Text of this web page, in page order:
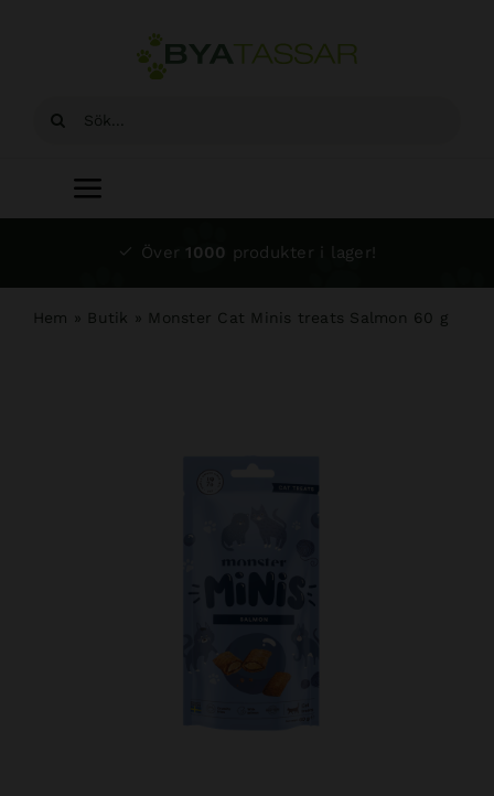
Sök
Toggle
Navigation
Över 1000 produkter i lager!
Hem » Butik » Monster Cat Minis treats Salmon 60 g